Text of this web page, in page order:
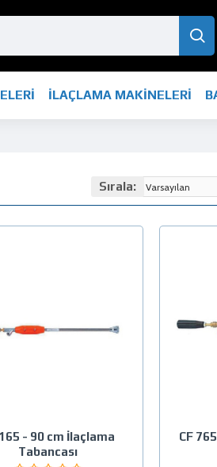
İLAÇLAMA MAKİNELERİ
Sırala:
- 90 cm İlaçlama
Tabancası
CF